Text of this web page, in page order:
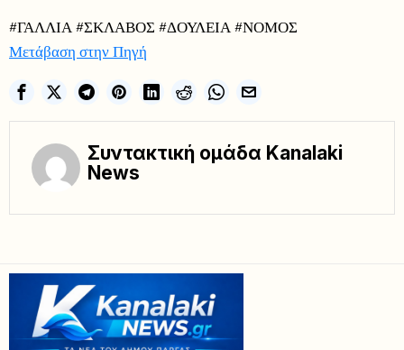
#ΓΑΛΛΙΑ #ΣΚΛΑΒΟΣ #ΔΟΥΛΕΙΑ #ΝΟΜΟΣ
Μετάβαση στην Πηγή
Συντακτική ομάδα Kanalaki
News